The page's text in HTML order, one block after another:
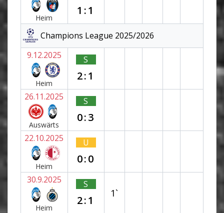
Heim
1:1
Champions League 2025/2026
9.12.2025
Heim
S
2:1
26.11.2025
Auswärts
S
0:3
22.10.2025
Heim
U
0:0
30.9.2025
Heim
S
2:1
1`